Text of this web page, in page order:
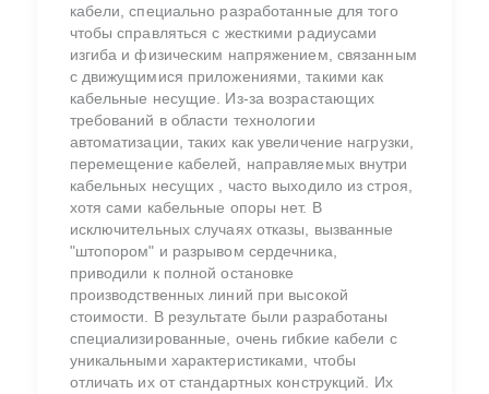
кабели, специально разработанные для того
чтобы справляться с жесткими радиусами
изгиба и физическим напряжением, связанным
с движущимися приложениями, такими как
кабельные несущие. Из-за возрастающих
требований в области технологии
автоматизации, таких как увеличение нагрузки,
перемещение кабелей, направляемых внутри
кабельных несущих , часто выходило из строя,
хотя сами кабельные опоры нет. В
исключительных случаях отказы, вызванные
"штопором" и разрывом сердечника,
приводили к полной остановке
производственных линий при высокой
стоимости. В результате были разработаны
специализированные, очень гибкие кабели с
уникальными характеристиками, чтобы
отличать их от стандартных конструкций. Их